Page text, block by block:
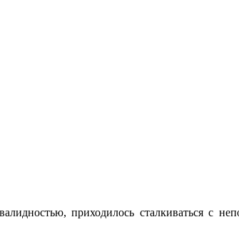
приходилось сталкиваться с